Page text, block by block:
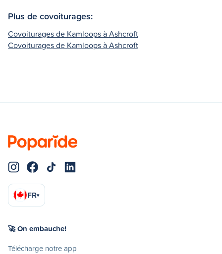
Plus de covoiturages:
Covoiturages de Kamloops à Ashcroft
Covoiturages de Kamloops à Ashcroft
FR▾
🚀 On embauche!
Télécharge notre app